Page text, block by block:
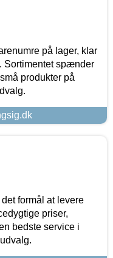
på lager, klar
Sortimentet spænder
produkter på
formål at levere
priser,
bedste service i